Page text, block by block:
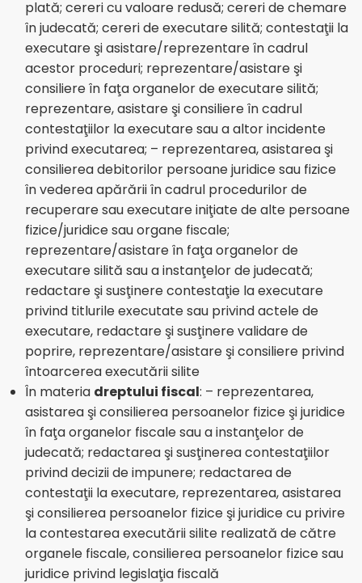
plată; cereri cu valoare redusă; cereri de chemare
în judecată; cereri de executare silită; contestaţii la
executare şi asistare/reprezentare în cadrul
acestor proceduri; reprezentare/asistare şi
consiliere în faţa organelor de executare silită;
reprezentare, asistare şi consiliere în cadrul
contestaţiilor la executare sau a altor incidente
privind executarea; – reprezentarea, asistarea şi
consilierea debitorilor persoane juridice sau fizice
în vederea apărării în cadrul procedurilor de
recuperare sau executare iniţiate de alte persoane
fizice/juridice sau organe fiscale;
reprezentare/asistare în faţa organelor de
executare silită sau a instanţelor de judecată;
redactare şi susţinere contestaţie la executare
privind titlurile executate sau privind actele de
executare, redactare şi susţinere validare de
poprire, reprezentare/asistare şi consiliere privind
întoarcerea executării silite
În materia dreptului fiscal: – reprezentarea,
asistarea şi consilierea persoanelor fizice şi juridice
în faţa organelor fiscale sau a instanţelor de
judecată; redactarea şi susţinerea contestaţiilor
privind decizii de impunere; redactarea de
contestaţii la executare, reprezentarea, asistarea
şi consilierea persoanelor fizice şi juridice cu privire
la contestarea executării silite realizată de către
organele fiscale, consilierea persoanelor fizice sau
juridice privind legislaţia fiscală